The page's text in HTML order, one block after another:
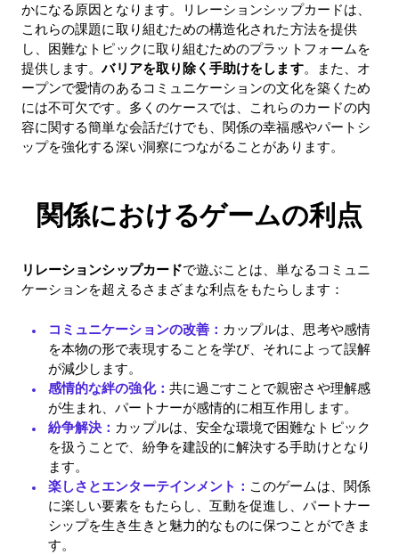
かになる原因となります。リレーションシップカードは、
これらの課題に取り組むための構造化された方法を提供
し、困難なトピックに取り組むためのプラットフォームを
提供します。バリアを取り除く手助けをします。また、オ
ープンで愛情のあるコミュニケーションの文化を築くため
には不可欠です。多くのケースでは、これらのカードの内
容に関する簡単な会話だけでも、関係の幸福感やパートシ
ップを強化する深い洞察につながることがあります。
関係におけるゲームの利点
リレーションシップカードで遊ぶことは、単なるコミュニ
ケーションを超えるさまざまな利点をもたらします：
コミュニケーションの改善： カップルは、思考や感情
を本物の形で表現することを学び、それによって誤解
が減少します。
感情的な絆の強化： 共に過ごすことで親密さや理解感
が生まれ、パートナーが感情的に相互作用します。
紛争解決： カップルは、安全な環境で困難なトピック
を扱うことで、紛争を建設的に解決する手助けとなり
ます。
楽しさとエンターテインメント： このゲームは、関係
に楽しい要素をもたらし、互動を促進し、パートナー
シップを生き生きと魅力的なものに保つことができま
す。